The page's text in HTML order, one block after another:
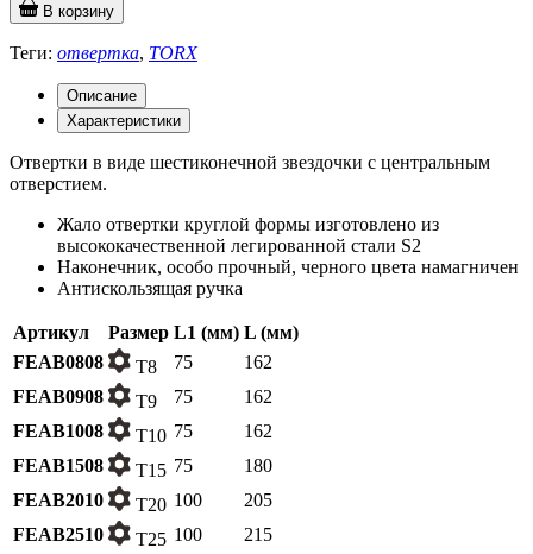
В корзину
Теги: отвертка, TORX
Описание
Характеристики
Отвертки в виде шестиконечной звездочки с центральным
отверстием.
Жало отвертки круглой формы изготовлено из
высококачественной легированной стали S2
Наконечник, особо прочный, черного цвета намагничен
Антискользящая ручка
Артикул Размер L1 (мм) L (мм)
FEAB0808
T8 75
162
FEAB0908
T9 75
162
FEAB1008
T10 75
162
FEAB1508
T15 75
180
FEAB2010
T20 100
205
FEAB2510
T25 100
215